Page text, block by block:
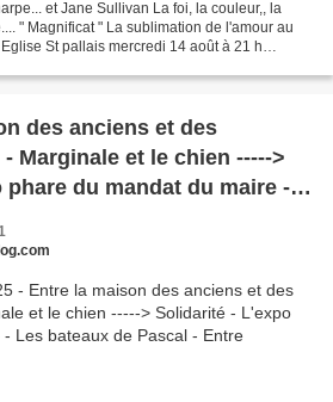
et Jane Sullivan La foi, la couleur,, la
" Magnificat " La sublimation de l'amour au
St pallais mercredi 14 août à 21 h
des anciens et des
Marginale et le chien ----->
du mandat du maire -
- Entre chercheurs: